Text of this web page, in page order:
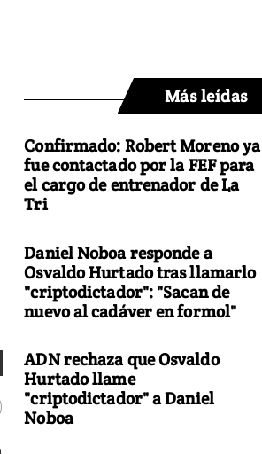
Más leídas
Confirmado: Robert Moreno ya
fue contactado por la FEF para
el cargo de entrenador de La
Tri
Daniel Noboa responde a
Osvaldo Hurtado tras llamarlo
"criptodictador": "Sacan de
nuevo al cadáver en formol"
ADN rechaza que Osvaldo
Hurtado llame
"criptodictador" a Daniel
Noboa